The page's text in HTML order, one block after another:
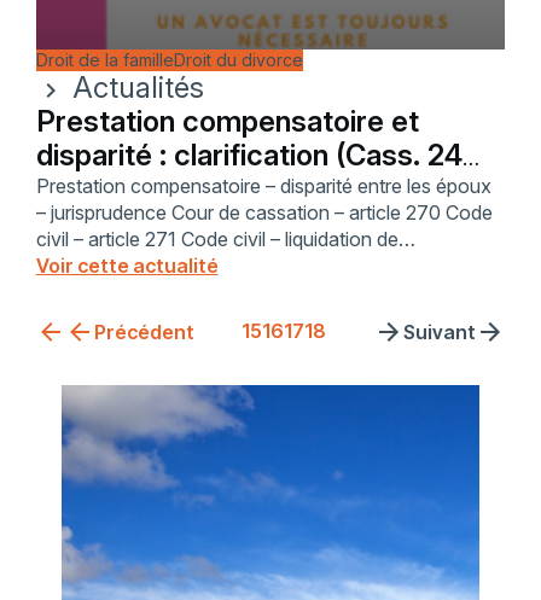
Droit de la familleDroit du divorce
chevron_right
Actualités
Prestation compensatoire et
disparité : clarification (Cass. 24
sept. 2014)
Prestation compensatoire – disparité entre les époux
– jurisprudence Cour de cassation – article 270 Code
civil – article 271 Code civil – liquidation de
communauté – contentieux patrimonial – avocat en
Voir cette actualité
Précédent 15161718 Suivant